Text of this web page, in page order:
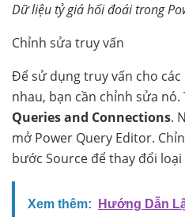
Dữ liệu tỷ giá hối đoái trong
Chỉnh sửa truy vấn
Để sử dụng truy vấn cho các
nhau, bạn cần chỉnh sửa nó.
Queries and Connections.
mở Power Query Editor.
bước Source để thay đổi
Xem thêm:
Hướng Dẫn